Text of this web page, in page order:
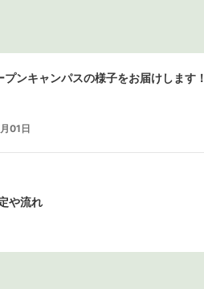
プンキャンパスの様子をお届けします！
01日
や流れ